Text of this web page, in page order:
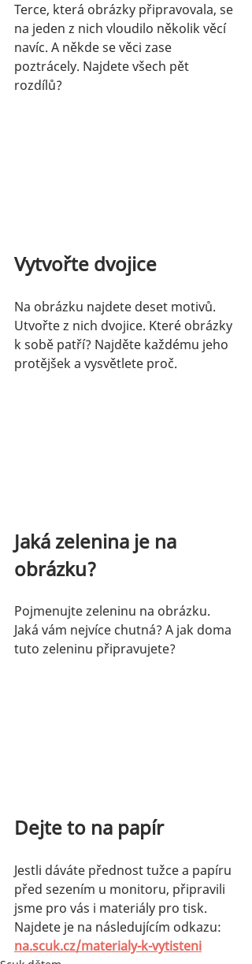
Terce, která obrázky připravovala, se
na jeden z nich vloudilo několik věcí
navíc. A někde se věci zase
poztrácely. Najdete všech pět
rozdílů?
Vytvořte dvojice
Na obrázku najdete deset motivů.
Utvořte z nich dvojice. Které obrázky
k sobě patří? Najděte každému jeho
protějšek a vysvětlete proč.
Jaká zelenina je na
obrázku?
Pojmenujte zeleninu na obrázku.
Jaká vám nejvíce chutná? A jak doma
tuto zeleninu připravujete?
Dejte to na papír
Jestli dáváte přednost tužce a papíru
před sezením u monitoru, připravili
jsme pro vás i materiály pro tisk.
Najdete je na následujícím odkazu:
na.scuk.cz/materialy-k-vytisteni